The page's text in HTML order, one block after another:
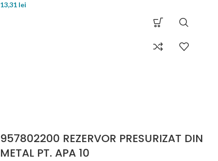
13,31 lei
957802200 REZERVOR PRESURIZAT DIN
METAL PT. APA 10